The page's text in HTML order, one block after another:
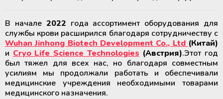
В начале 2022 года ассортимент оборудования для
службы крови расширился благодаря сотрудничеству с
Wuhan Jinhong Biotech Development Co., Ltd (Китай)
и Cryo Life Science Technologies (Австрия).Этот год
был тяжел для всех нас, но благодаря совместным
усилиям мы продолжали работать и обеспечивали
медицинские учреждения необходимыми товарами
медицинского назначения.